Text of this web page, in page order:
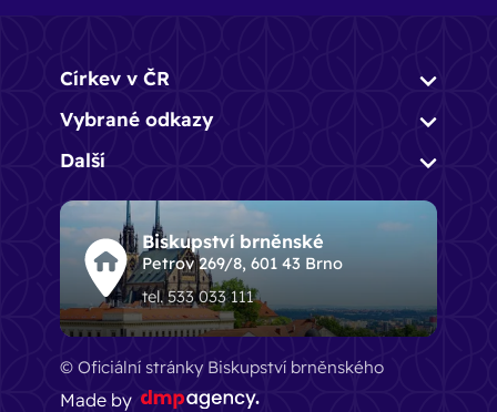
Církev v ČR
Vybrané odkazy
Další
Biskupství brněnské
Petrov 269/8, 601 43 Brno
tel. 533 033 111
© Oficiální stránky Biskupství brněnského
Made by